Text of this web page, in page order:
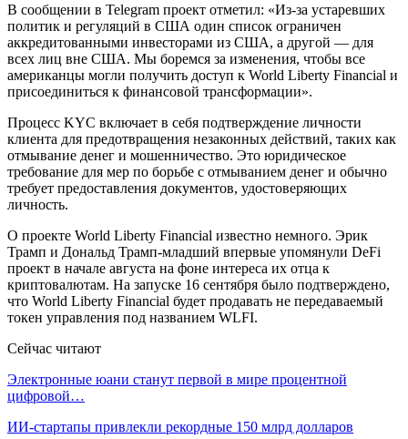
В сообщении в Telegram проект отметил: «Из-за устаревших
политик и регуляций в США один список ограничен
аккредитованными инвесторами из США, а другой — для
всех лиц вне США. Мы боремся за изменения, чтобы все
американцы могли получить доступ к World Liberty Financial и
присоединиться к финансовой трансформации».
Процесс KYC включает в себя подтверждение личности
клиента для предотвращения незаконных действий, таких как
отмывание денег и мошенничество. Это юридическое
требование для мер по борьбе с отмыванием денег и обычно
требует предоставления документов, удостоверяющих
личность.
О проекте World Liberty Financial известно немного. Эрик
Трамп и Дональд Трамп-младший впервые упомянули DeFi
проект в начале августа на фоне интереса их отца к
криптовалютам. На запуске 16 сентября было подтверждено,
что World Liberty Financial будет продавать не передаваемый
токен управления под названием WLFI.
Сейчас читают
Электронные юани станут первой в мире процентной
цифровой…
ИИ-стартапы привлекли рекордные 150 млрд долларов